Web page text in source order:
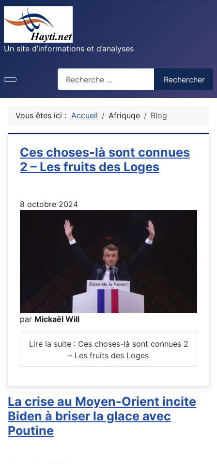
Un site d’informations et d’analyses
Rechercher
Vous êtes ici : Accueil Afriquqe Blog
Ces choses-là sont connues
2 – Les fruits des Loges
8 octobre 2024
par Mickaël Will
Lire la suite : Ces choses-là sont connues 2
– Les fruits des Loges
La crise au Moyen-Orient incite
Biden à briser la glace avec
Poutine